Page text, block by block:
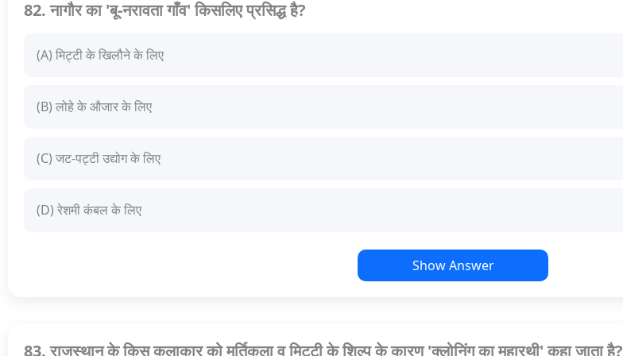
82. नागौर का 'बू-नरावता गाँव' किसलिए प्रसिद्ध है?
(A) मिट्टी के खिलौने के लिए
(B) लोहे के औजार के लिए
(C) जट-पट्टी उद्योग के लिए
(D) रेशमी कंबल के लिए
Show Answer
83. राजस्थान के किस कलाकार को मूर्तिकला व मिट्टी के शिल्प के कारण 'क्लोनिंग का महारथी' कहा जाता है?